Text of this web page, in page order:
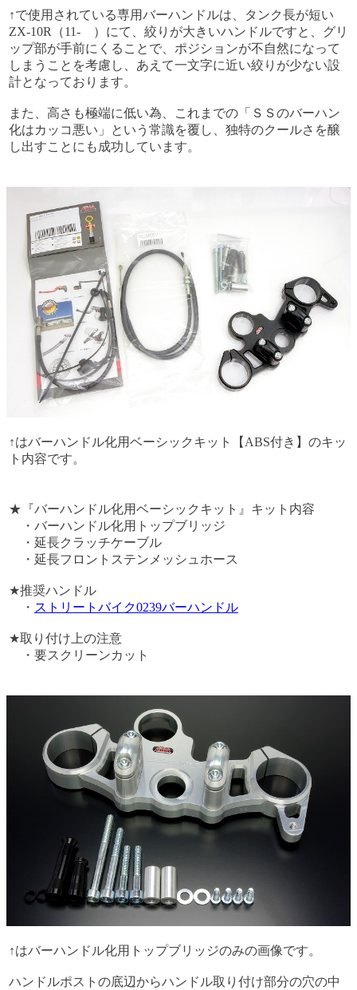
↑で使用されている専用バーハンドルは、タンク長が短い
ZX-10R（11- ）にて、絞りが大きいハンドルですと、グリ
ップ部が手前にくることで、ポジションが不自然になって
しまうことを考慮し、あえて一文字に近い絞りが少ない設
計となっております。
また、高さも極端に低い為、これまでの「ＳＳのバーハン
化はカッコ悪い」という常識を覆し、独特のクールさを醸
し出すことにも成功しています。
↑はバーハンドル化用ベーシックキット【ABS付き】のキッ
ト内容です。
★『バーハンドル化用ベーシックキット』キット内容
・バーハンドル化用トップブリッジ
・延長クラッチケーブル
・延長フロントステンメッシュホース
★推奨ハンドル
・ ストリートバイク0239バーハンドル
★取り付け上の注意
・要スクリーンカット
↑はバーハンドル化用トップブリッジのみの画像です。
ハンドルポストの底辺からハンドル取り付け部分の穴の中